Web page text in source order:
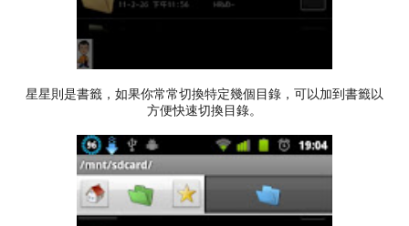
星星則是書籤，如果你常常切換特定幾個目錄，可以加到書籤以
方便快速切換目錄。